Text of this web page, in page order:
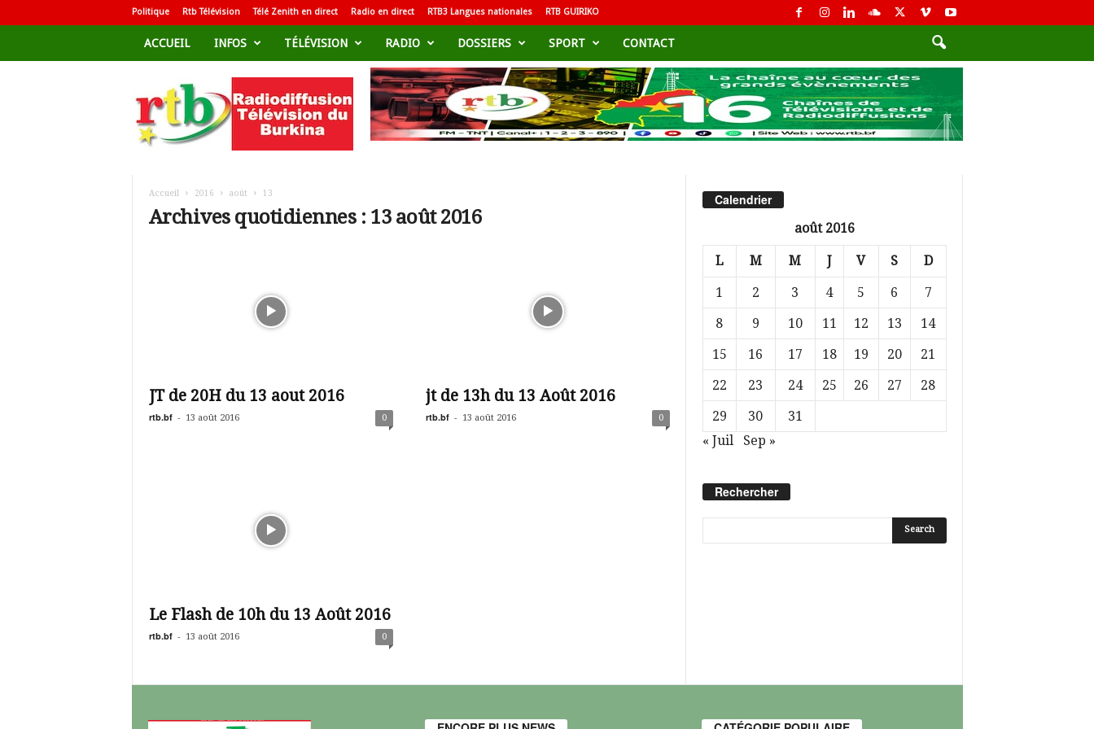
Politique Rtb Télévision Télé Zenith en direct Radio en direct RTB3 Langues nationales RTB GUIRIKO
ACCUEIL INFOS TÉLÉVISION RADIO DOSSIERS SPORT CONTACT
d
i
Accueil 2016 août 13
Archives quotidiennes : 13 août 2016
JT de 20H du 13 aout 2016
rtb.bf - 13 août 2016 0
jt de 13h du 13 Août 2016
rtb.bf - 13 août 2016 0
Le Flash de 10h du 13 Août 2016
rtb.bf - 13 août 2016 0
Calendrier
août 2016
L M M J V S D
1 2 3 4 5 6
7
8
9 10 11 12 13
14
15
16 17 18 19 20
21
22
23 24 25 26 27
28
29
30
31
« Juil
Sep »
Rechercher